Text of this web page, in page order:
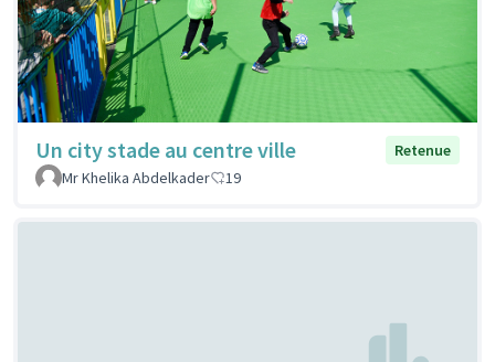
Un city stade au centre ville
Retenue
Mr Khelika Abdelkader
19